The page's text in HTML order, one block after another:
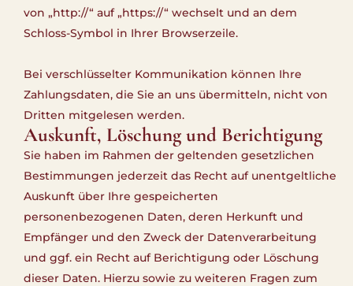
von „http://“ auf „https://“ wechselt und an dem
Schloss-Symbol in Ihrer Browserzeile.
Bei verschlüsselter Kommunikation können Ihre
Zahlungsdaten, die Sie an uns übermitteln, nicht von
Dritten mitgelesen werden.
Auskunft, Löschung und Berichtigung
Sie haben im Rahmen der geltenden gesetzlichen
Bestimmungen jederzeit das Recht auf unentgeltliche
Auskunft über Ihre gespeicherten
personenbezogenen Daten, deren Herkunft und
Empfänger und den Zweck der Datenverarbeitung
und ggf. ein Recht auf Berichtigung oder Löschung
dieser Daten. Hierzu sowie zu weiteren Fragen zum